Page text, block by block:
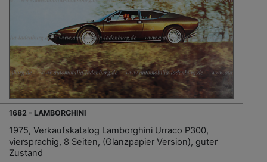
1682 - LAMBORGHINI
1975, Verkaufskatalog Lamborghini Urraco P300,
viersprachig, 8 Seiten, (Glanzpapier Version), guter
Zustand